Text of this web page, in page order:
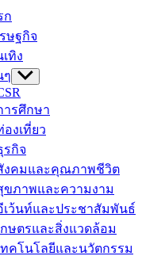
ก
ษฐกิจ
ทิง
ๆ Show
sub
menu
ารศึกษา
องเที่ยว
รกิจ
งคมและคุณภาพชีวิต
ขภาพและความงาม
เว้นท์และประชาสัมพันธ์
กษตรและสิ่งแวดล้อม
ทคโนโลยีและนวัตกรรม